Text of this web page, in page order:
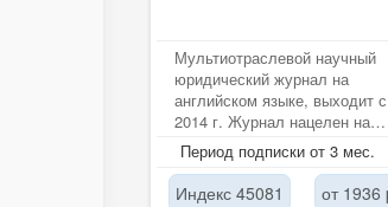
Мультиотраслевой научный
юридический журнал на
английском языке, выходит с
2014 г. Журнал нацелен на
интеграцию российской
науки в мировое...
Период подписки от 3 мес.
Индекс 45081 от 1936